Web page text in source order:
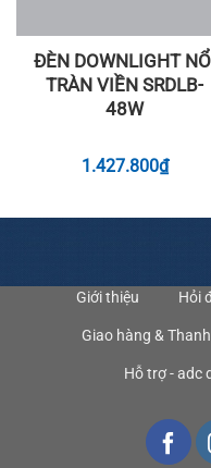
ĐÈN DOWNLIGHT
TRÀN VIỀN SRDLB-
48W
1.427.800₫
Giới thiệu Hỏi
Giao hàng &
Hỗ trợ - adc